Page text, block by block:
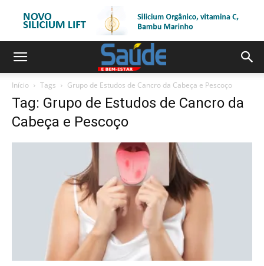
Início Tags Grupo de Estudos de Cancro da Cabeça e Pescoço
Tag: Grupo de Estudos de Cancro da
Cabeça e Pescoço